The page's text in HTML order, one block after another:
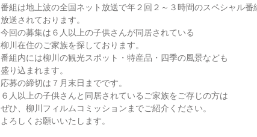
番組は地上波の全国ネット放送で年２回２～３時間のスペシャル番
放送されております。
今回の募集は６人以上の子供さんが同居されている
柳川在住のご家族を探しております。
番組内には柳川の観光スポット・特産品・四季の風景なども
盛り込まれます。
応募の締切は７月末日までです。
６人以上の子供さんと同居されているご家族をご存じの方は
ぜひ、柳川フィルムコミッションまでご紹介ください。
よろしくお願いいたします。